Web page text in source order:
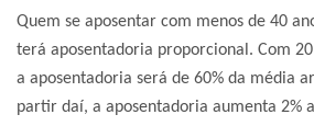
Quem se aposentar com menos de 40
terá aposentadoria proporcional. Com
a aposentadoria será de 60% da média
partir daí, a aposentadoria aumenta 2%